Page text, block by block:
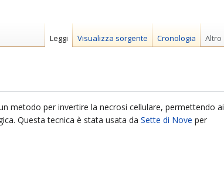
metodo per invertire la necrosi cellulare, permettendo ai
Questa tecnica è stata usata da Sette di Nove per
Leggi Visualizza sorgente Cronologia Altro